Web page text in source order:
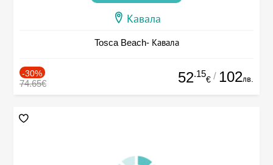
Кавала
Tosca Beach- Кавала
-30%
74.65€ 52.15
€ / 102лв.